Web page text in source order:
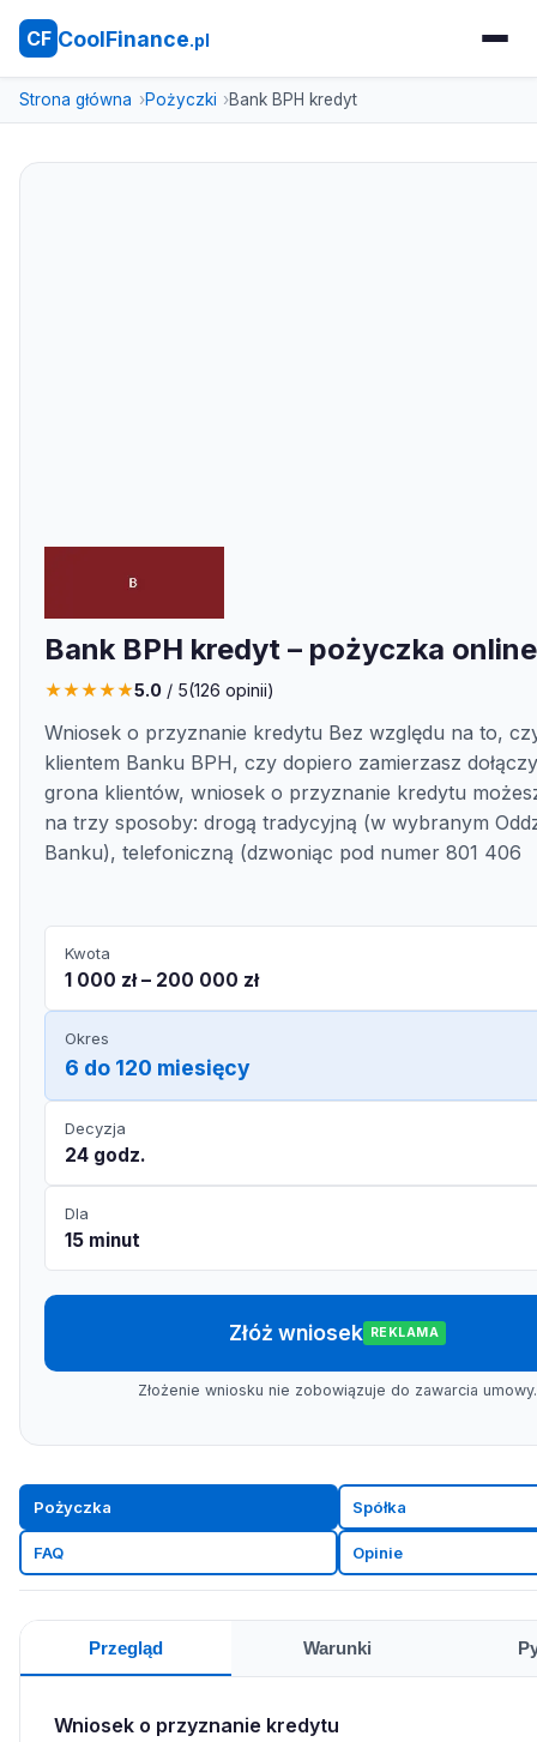
CF CoolFinance.pl
Strona główna Pożyczki Bank BPH kredyt
Bank BPH kredyt – pożyczka online
★★★★★5.0 / 5(126 opinii)
Wniosek o przyznanie kredytu Bez względu na to,
klientem Banku BPH, czy dopiero zamierzasz
grona klientów, wniosek o przyznanie kredytu
na trzy sposoby: drogą tradycyjną (w wybranym
Banku), telefoniczną (dzwoniąc pod numer 801 406
Kwota
1 000 zł – 200 000 zł
Okres
6 do 120 miesięcy
Decyzja
24 godz.
Dla
15 minut
Złóż wniosek REKLAMA
Złożenie wniosku nie zobowiązuje do zawarcia umowy.
Pożyczka Spółka
FAQ Opinie
Przegląd Warunki
Wniosek o przyznanie kredytu